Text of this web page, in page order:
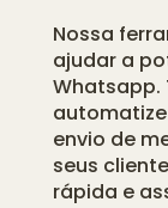
Nossa
ajudar a
Whatsapp.
envio de
seus
rápida e